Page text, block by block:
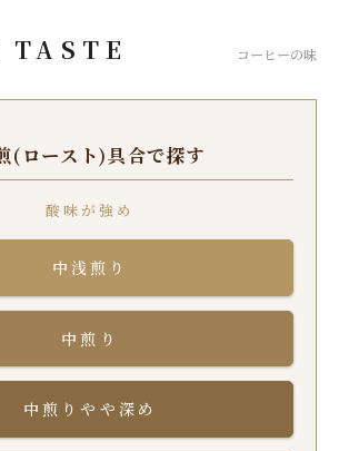
TASTE コーヒーの味
(ロースト)具合で探す
酸味が強め
中浅煎り
中煎り
中煎りやや深め